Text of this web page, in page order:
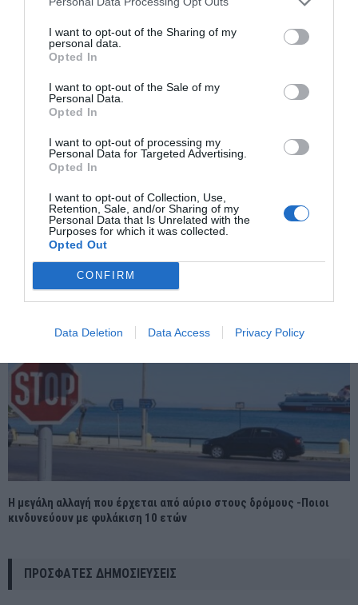
I want to opt-out of the Sharing of my
personal data.
Opted In
I want to opt-out of the Sale of my
Personal Data.
Opted In
I want to opt-out of processing my
Personal Data for Targeted Advertising.
Opted In
I want to opt-out of Collection, Use,
Retention, Sale, and/or Sharing of my
Personal Data that Is Unrelated with the
Purposes for which it was collected.
Opted Out
CONFIRM
Data Deletion Data Access Privacy Policy
Το φουτουριστικό κτίριο κατοικιών που ετοιμάζεται στο Παλαιό
Η μεγάλη αλλαγή που έρχεται από αύριο στους δρόμους -Ποιοι
κινδυνεύουν με φυλάκιση 10 ετών
ΠΡΌΣΦΑΤΕΣ ΔΗΜΟΣΙΕΎΣΕΙΣ